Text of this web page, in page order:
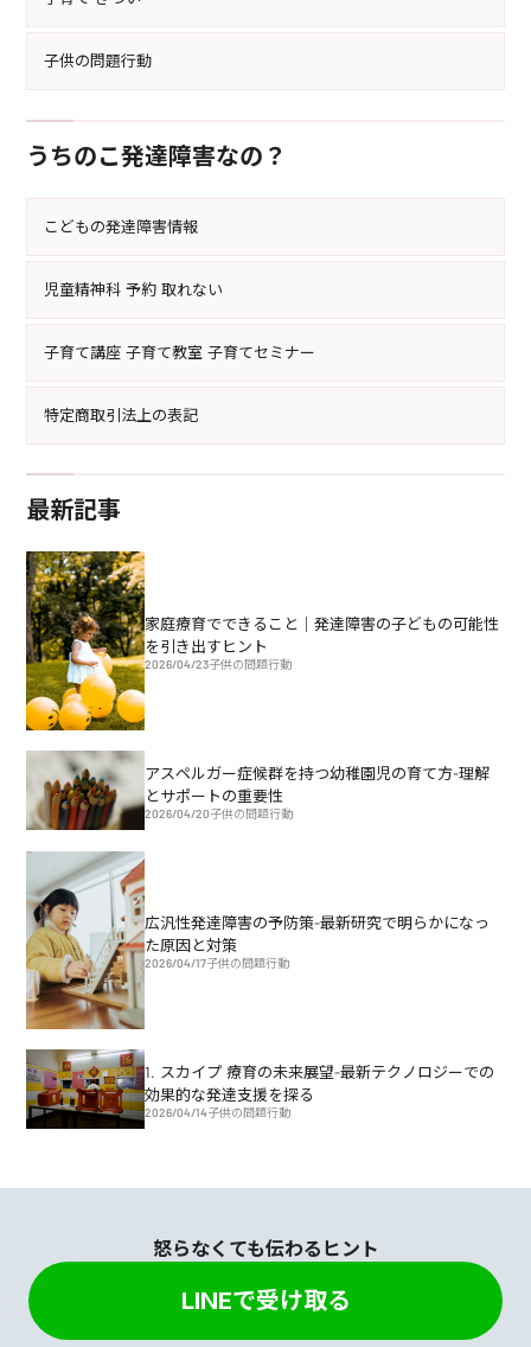
子供の問題行動
うちのこ発達障害なの？
こどもの発達障害情報
児童精神科 予約 取れない
子育て講座 子育て教室 子育てセミナー
特定商取引法上の表記
最新記事
家庭療育でできること｜発達障害の子どもの可能性
を引き出すヒント
2026/04/23子供の問題行動
アスペルガー症候群を持つ幼稚園児の育て方-理解
とサポートの重要性
2026/04/20子供の問題行動
広汎性発達障害の予防策-最新研究で明らかになっ
た原因と対策
2026/04/17子供の問題行動
1. スカイプ 療育の未来展望-最新テクノロジーでの
効果的な発達支援を探る
2026/04/14子供の問題行動
怒らなくても伝わるヒント
LINEで受け取る